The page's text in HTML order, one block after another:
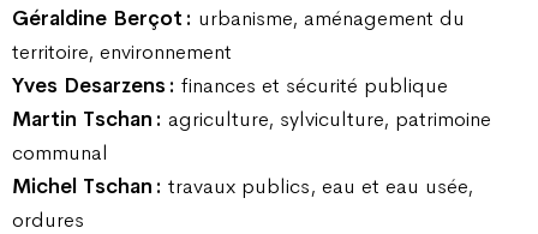
Géraldine Berçot : urbanisme, aménagement du
territoire, environnement
Yves Desarzens : finances et sécurité publique
Martin Tschan : agriculture, sylviculture, patrimoine
communal
Michel Tschan : travaux publics, eau et eau usée,
ordures